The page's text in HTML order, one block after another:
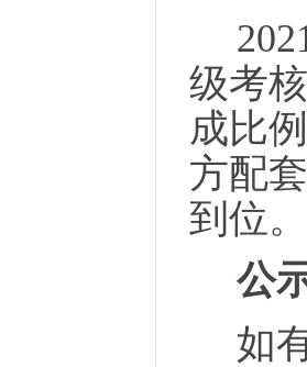
202
级考
成比例
方配套
到位。
公
如